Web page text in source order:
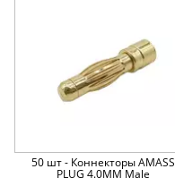
50 шт - Коннекторы AMASS
PLUG 4.0MM Male